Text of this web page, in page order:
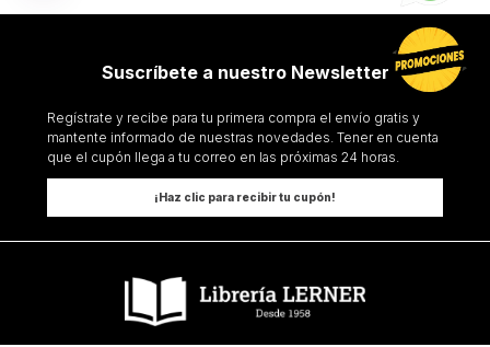
Suscríbete a nuestro Newsletter
Regístrate y recibe para tu primera compra el envío gratis y
mantente informado de nuestras novedades. Tener en cuenta
que el cupón llega a tu correo en las próximas 24 horas.
¡Haz clic para recibir tu cupón!